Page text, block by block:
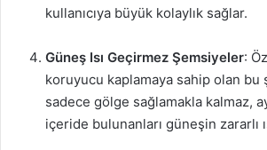
kullanıcıya büyük kolaylık sağlar.
Güneş Isı Geçirmez Şemsiyeler:
koruyucu kaplamaya sahip olan bu
sadece gölge sağlamakla kalmaz,
içeride bulunanları güneşin zararlı